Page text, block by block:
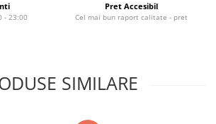
- 23:00
Pret Accesibil
Cel mai bun raport calitate - pret
SIMILARE